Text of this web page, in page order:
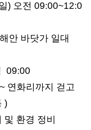
) 오전 09:00~12:0
안 바닷가 일대
09:00
화리까지 걷고
)
환경 정비